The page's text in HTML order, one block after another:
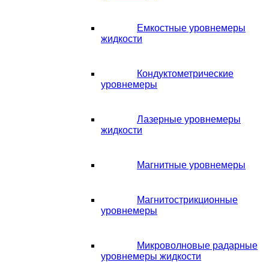
Емкостные уровнемеры
жидкости
Кондуктометрические
уровнемеры
Лазерные уровнемеры
жидкости
Магнитные уровнемеры
Магнитострикционные
уровнемеры
Микроволновые радарные
уровнемеры жидкости